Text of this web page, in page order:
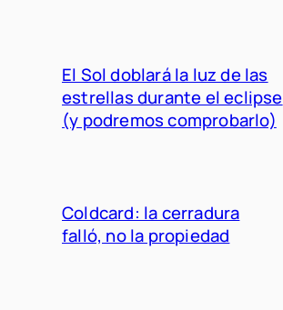
El Sol doblará la luz de las
estrellas durante el eclipse
(y podremos comprobarlo)
Coldcard: la cerradura
falló, no la propiedad